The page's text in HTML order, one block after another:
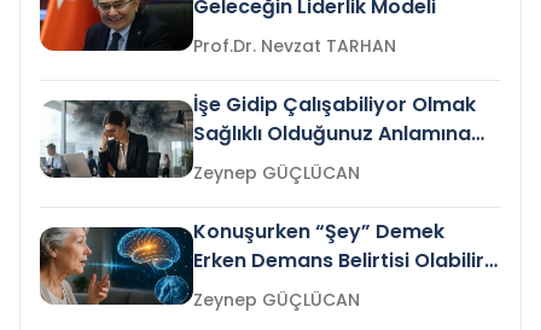
Geleceğin Liderlik Modeli
Prof.Dr. Nevzat TARHAN
İşe Gidip Çalışabiliyor Olmak
Sağlıklı Olduğunuz Anlamına
Gelir mi?Zeynep GÜÇLÜCAN
Konuşurken “Şey” Demek
Erken Demans Belirtisi Olabilir
mi?
Zeynep GÜÇLÜCAN